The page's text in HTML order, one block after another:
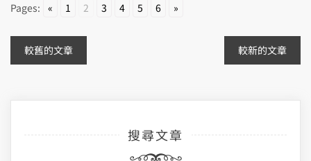
Pages: « 1 2 3 4 5 6 »
文
較舊的文章 較新的文章
搜尋文章